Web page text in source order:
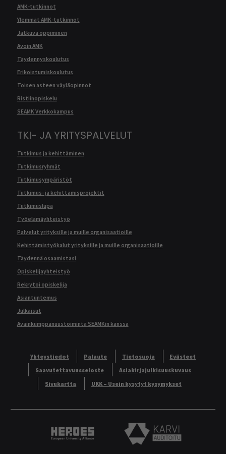
AMK-tutkinnot
Ylemmät AMK-tutkinnot
Jatkuva oppiminen
Avoin AMK
Täydennyskoulutus
Erikoistumiskoulutus
Toisen asteen väyläopinnot
Ristiinopiskelu
SEAMK Verkkokampus
TKI- JA YRITYSPALVELUT
Tutkimus ja kehittäminen
Tutkimusryhmät
Tutkimusympäristöt
Tutkimus- ja kehittämisprojektit
Tutkimuslupa
Työelämäyhteistyö
Palvelut yrityksille ja muille organisaatioille
Kehittämistyökalut yrityksille ja muille organisaatioille
Täydennä osaamistasi
Opiskelijayhteistyö
Rekrytoi opiskelija
Asiantuntemus
Julkaisut
Avainkumppanuustoiminta SEAMKin kanssa
Yhteystiedot Palaute Tietosuoja
Evästeet
Saavutettavuusseloste
Asiakirjajulkisuuskuvaus
Sivukartta
UKK – Usein kysytyt kysymykset
Heroes European University Alliance logo
Karvi Auditoitu logo